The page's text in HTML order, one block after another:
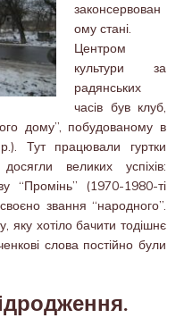
законсервован
ому стані.
Центром
культури за
радянських
часів був клуб,
дому”, побудованому в
Тут працювали гуртки
великих успіхів:
“Промінь” (1970-1980-ті
звання “народного”.
яку хотіло бачити тодішнє
слова постійно були